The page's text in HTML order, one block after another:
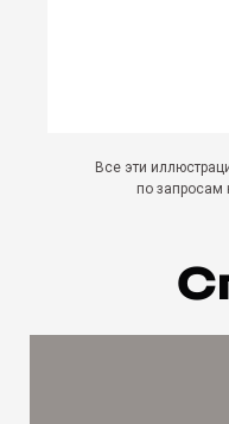
Все эти
по запросам